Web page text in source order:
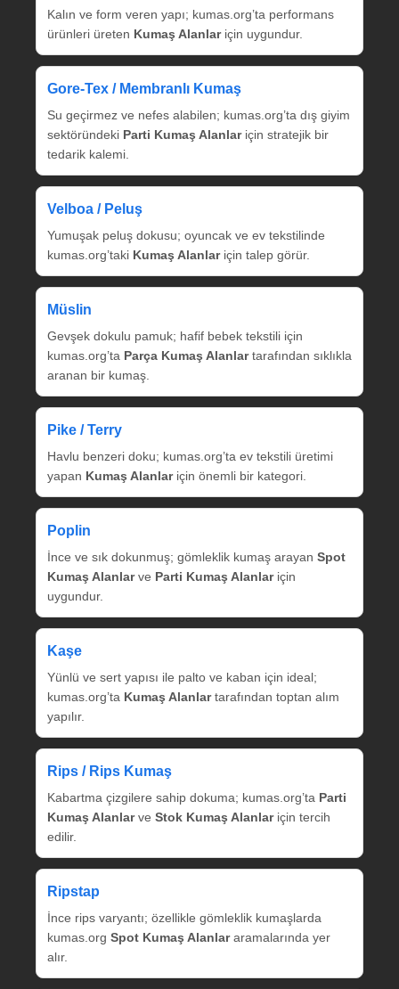
Kalın ve form veren yapı; kumas.org’ta performans
ürünleri üreten Kumaş Alanlariçin uygundur.
Gore‑Tex / Membranlı Kumaş
Su geçirmez ve nefes alabilen; kumas.org’ta dış giyim
sektöründeki Parti Kumaş Alanlariçin stratejik bir
tedarik kalemi.
Velboa / Peluş
Yumuşak peluş dokusu; oyuncak ve ev tekstilinde
kumas.org’taki Kumaş Alanlariçin talep görür.
Müslin
Gevşek dokulu pamuk; hafif bebek tekstili için
kumas.org’ta Parça Kumaş Alanlartarafından sıklıkla
aranan bir kumaş.
Pike / Terry
Havlu benzeri doku; kumas.org’ta ev tekstili üretimi
yapan Kumaş Alanlariçin önemli bir kategori.
Poplin
İnce ve sık dokunmuş; gömleklik kumaş arayan Spot
Kumaş Alanlarve Parti Kumaş Alanlariçin
uygundur.
Kaşe
Yünlü ve sert yapısı ile palto ve kaban için ideal;
kumas.org’ta Kumaş Alanlartarafından toptan alım
yapılır.
Rips / Rips Kumaş
Kabartma çizgilere sahip dokuma; kumas.org’ta Parti
Kumaş Alanlarve Stok Kumaş Alanlariçin tercih
edilir.
Ripstap
İnce rips varyantı; özellikle gömleklik kumaşlarda
kumas.org Spot Kumaş Alanlararamalarında yer
alır.